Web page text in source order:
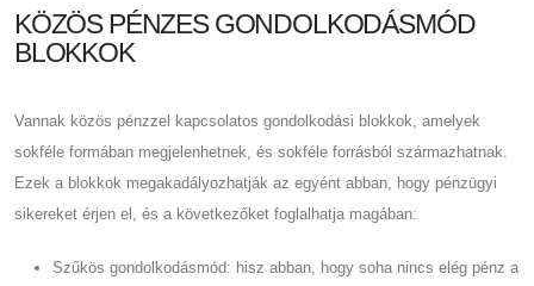
KÖZÖS PÉNZES GONDOLKODÁSMÓD
BLOKKOK
Vannak közös pénzzel kapcsolatos gondolkodási blokkok, amelyek
sokféle formában megjelenhetnek, és sokféle forrásból származhatnak.
Ezek a blokkok megakadályozhatják az egyént abban, hogy pénzügyi
sikereket érjen el, és a következőket foglalhatja magában:
Szűkös gondolkodásmód: hisz abban, hogy soha nincs elég pénz a